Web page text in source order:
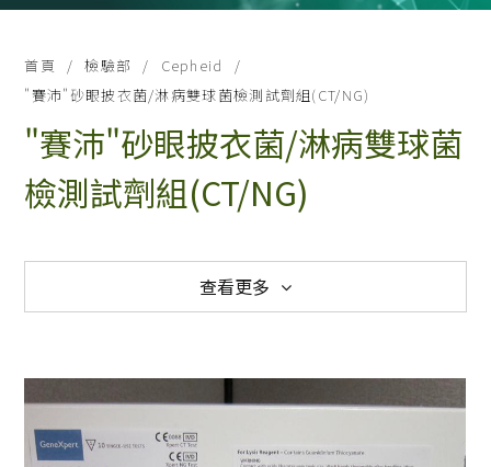
首頁 檢驗部
Cepheid
"賽沛"砂眼披衣菌/淋病雙球菌檢測試劑組(CT/NG)
"賽沛"砂眼披衣菌/淋病雙球菌
檢測試劑組(CT/NG)
查看更多
Cepheid
MedSkin
Heuron